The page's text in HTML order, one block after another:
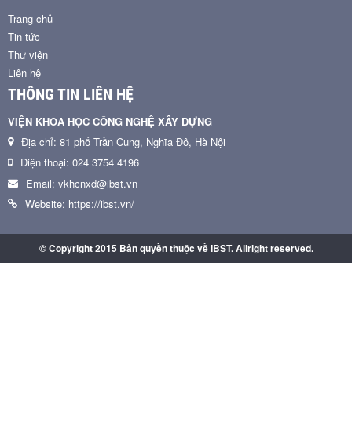
Trang chủ
Tin tức
Thư viện
Liên hệ
THÔNG TIN LIÊN HỆ
VIỆN KHOA HỌC CÔNG NGHỆ XÂY DỰNG
Địa chỉ: 81 phố Trần Cung, Nghĩa Đô, Hà Nội
Điện thoại: 024 3754 4196
Email: vkhcnxd@ibst.vn
Website: https://ibst.vn/
© Copyright 2015 Bản quyền thuộc về IBST. Allright reserved.